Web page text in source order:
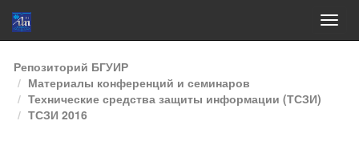
Skip
navigation
Репозиторий БГУИР
Материалы конференций и семинаров
Технические средства защиты информации (ТСЗИ)
ТСЗИ 2016